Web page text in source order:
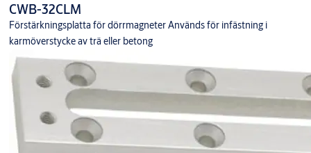
CWB-32CLM
Förstärkningsplatta för dörrmagneter Används för infästning i
karmöverstycke av trä eller betong